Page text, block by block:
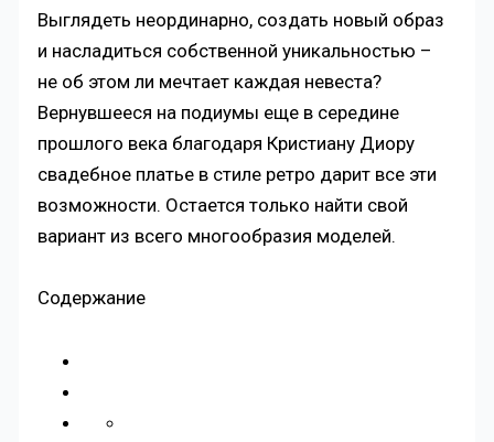
Выглядеть неординарно, создать новый образ
и насладиться собственной уникальностью –
не об этом ли мечтает каждая невеста?
Вернувшееся на подиумы еще в середине
прошлого века благодаря Кристиану Диору
свадебное платье в стиле ретро дарит все эти
возможности. Остается только найти свой
вариант из всего многообразия моделей.
Содержание